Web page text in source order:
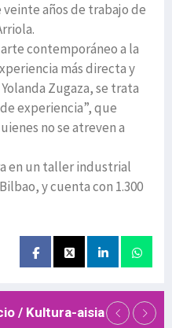
años de trabajo de
contemporáneo a la
más directa y
Zugaza, se trata
experiencia”, que
no se atreven a
en un taller industrial
y cuenta con 1.300
/ Kultura-aisia